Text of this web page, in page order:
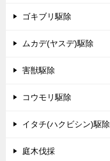
ゴキブリ駆除
ムカデ(ヤスデ)駆除
害獣駆除
コウモリ駆除
イタチ(ハクビシン)駆除
庭木伐採